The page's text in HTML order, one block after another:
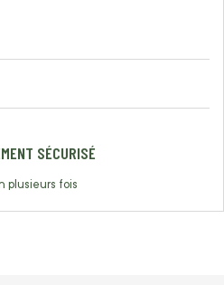
SÉCURISÉ
plusieurs fois